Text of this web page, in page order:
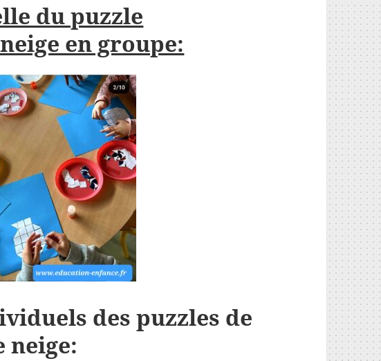
du puzzle
en groupe:
des puzzles de
neige: